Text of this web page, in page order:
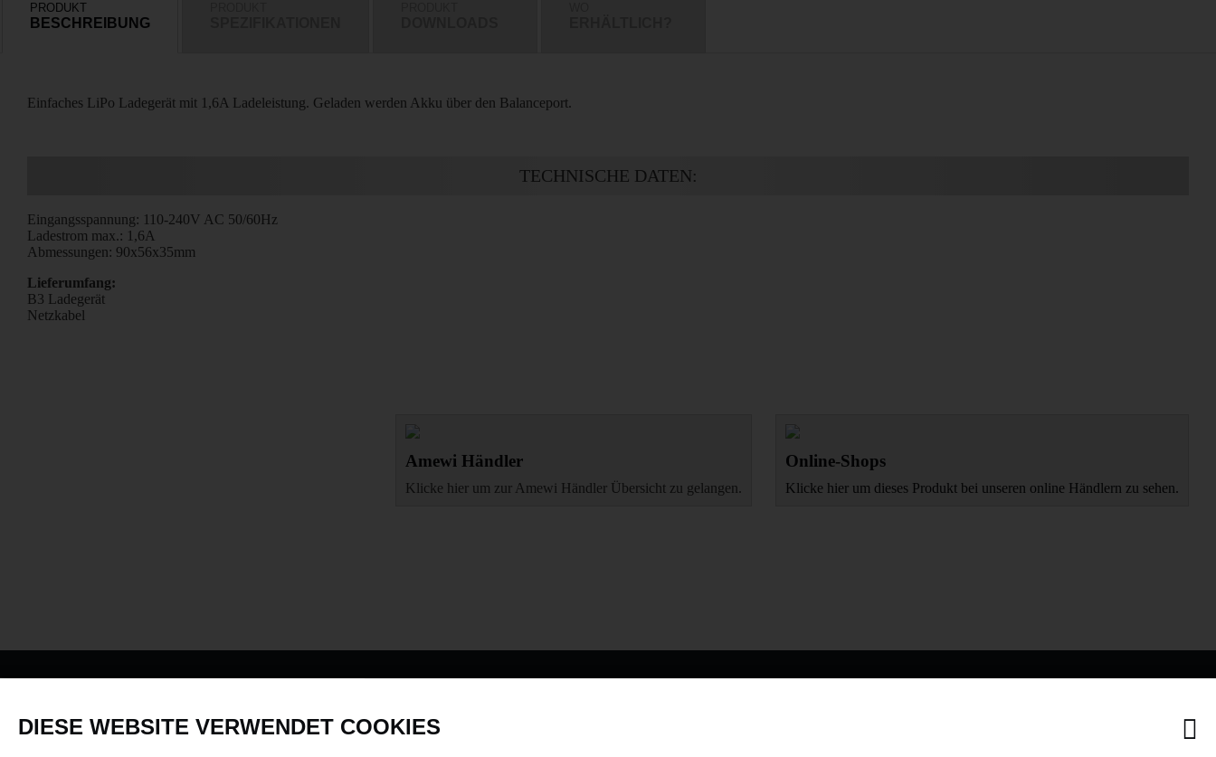
PRODUKT
BESCHREIBUNG
Einfaches LiPo Ladegerät mit 1,6A Ladeleistung. Geladen werden Akku über den Balanceport.
TECHNISCHE DATEN:
Eingangsspannung: 110-240V AC 50/60Hz
Ladestrom max.: 1,6A
Abmessungen: 90x56x35mm
Lieferumfang:
B3 Ladegerät
Netzkabel
Amewi Händler
Klicke hier um zur Amewi Händler Übersicht zu gelangen.
Online-Shops
Klicke hier um dieses Produkt bei unseren online Händlern zu sehen.
DIESE WEBSITE VERWENDET COOKIES